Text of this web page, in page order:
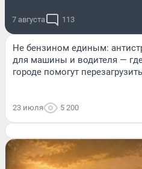
7 августа 113
Не бензином единым:
для машины и водителя —
городе помогут
23 июля 5 200